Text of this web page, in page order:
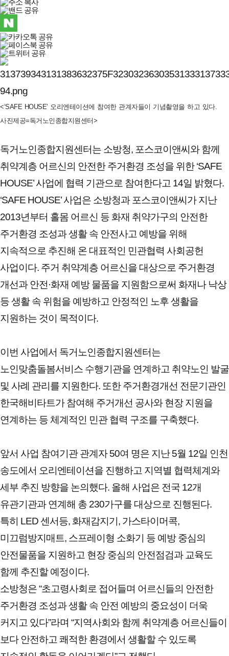
<‘SAFE HOUSE’ 오리엔테이션에 참여한 관계자들이 기념촬영을 하고 있다.
사진제공=독거노인종합지원센터>
독거노인종합지원센터는 소방청, 포스코이앤씨와 함께
취약계층 어르신의 안전한 주거환경 조성을 위한 ‘SAFE
HOUSE’ 사업에 협력 기관으로 참여한다고 14일 밝혔다.
‘SAFE HOUSE’ 사업은 소방청과 포스코이앤씨가 지난
2013년부터 홀몸 어르신 등 화재 취약가구의 안전한
주거환경 조성과 생활 속 안전사고 예방을 위해
지속적으로 추진해 온 대표적인 민관협력 사회공헌
사업이다. 주거 취약계층 어르신을 대상으로 주거환경
개선과 안전·화재 예방 물품을 지원함으로써 화재나 낙상
등 생활 속 위험을 예방하고 안정적인 노후 생활을
지원하는 것이 목적이다.
이번 사업에서 독거노인종합지원센터는
노인맞춤돌봄서비스 수행기관을 연계하고 취약노인 발굴
및 사례 관리를 지원한다. 또한 주거환경개선 전문기관인
한국해비타트가 참여해 주거개선 공사와 현장 지원을
연계하는 등 체계적인 민관 협력 구조를 구축했다.
앞서 사업 참여기관 관계자 50여 명은 지난 5월 12일 인천
송도에서 오리엔테이션을 진행하고 지역별 협력체계와
세부 추진 방향을 논의했다. 올해 사업은 전국 12개
유관기관과 연계해 총 230가구를 대상으로 진행된다.
특히 LED 센서등, 화재감지기, 가스타이머콕,
미끄럼방지매트, 스프레이형 소화기 등 예방 중심의
안전물품을 지원하고 현장 중심의 안전점검과 교육도
함께 추진할 예정이다.
소방청은 “초고령사회로 접어들며 어르신들의 안전한
주거환경 조성과 생활 속 안전 예방의 중요성이 더욱
커지고 있다”라며 “지역사회와 함께 취약계층 어르신들이
보다 안전하고 쾌적한 환경에서 생활할 수 있도록